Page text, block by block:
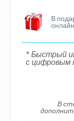
В
* Быстрый
с цифровым
В